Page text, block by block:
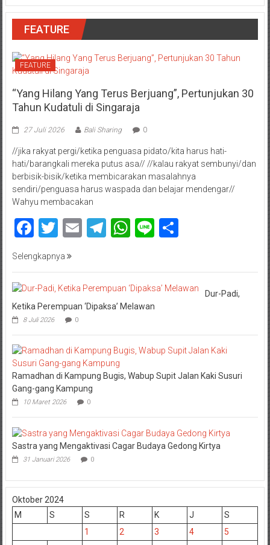
FEATURE
FEATURE
“Yang Hilang Yang Terus Berjuang”, Pertunjukan 30
Tahun Kudatuli di Singaraja
27 Juli 2026 Bali Sharing 0
//jika rakyat pergi/ketika penguasa pidato/kita harus hati-
hati/barangkali mereka putus asa// //kalau rakyat sembunyi/dan
berbisik-bisik/ketika membicarakan masalahnya
sendiri/penguasa harus waspada dan belajar mendengar//
Wahyu membacakan
Facebook
Twitter
EmailTelegram
WhatsApp
Line
Selengkapnya
Dur-Padi,
Ketika Perempuan ‘Dipaksa’ Melawan
8 Juli 2026 0
Ramadhan di Kampung Bugis, Wabup Supit Jalan Kaki Susuri
Gang-gang Kampung
10 Maret 2026 0
Sastra yang Mengaktivasi Cagar Budaya Gedong Kirtya
31 Januari 2026 0
Oktober 2024
M
S S R K J
S
1
2 3 4
5